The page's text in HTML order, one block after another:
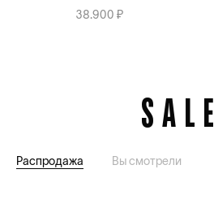
38.900 ₽
Распродажа Вы смотрели
SALE